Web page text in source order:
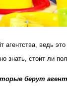
ведь
знать, стоит ли
берут